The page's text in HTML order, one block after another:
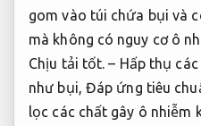
gom vào túi chứa bụi và
mà không có nguy cơ ô
Chịu tải tốt. – Hấp thụ
như bụi, Đáp ứng tiêu
lọc các chất gây ô nhiễm